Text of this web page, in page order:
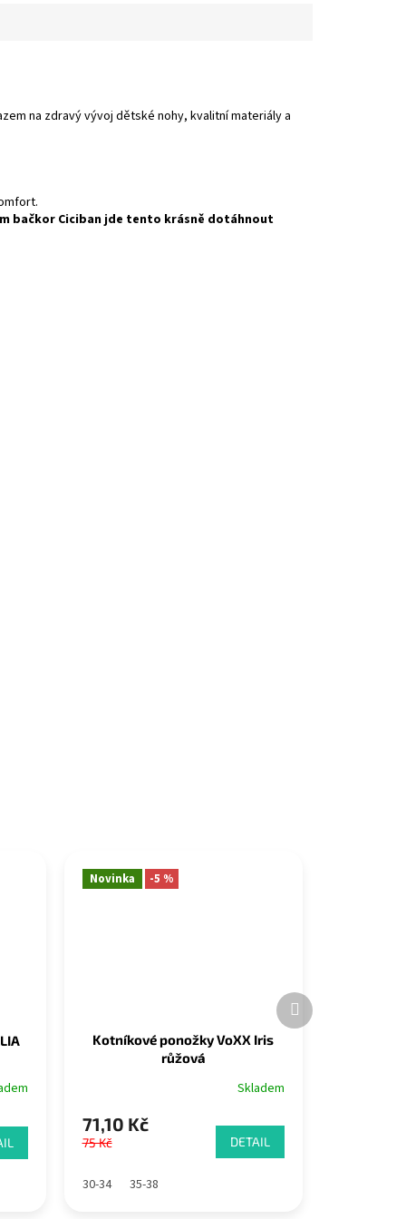
Novinka -5 %
Kotníkové ponožky VoXX Iris
růžová
Skladem
71,10 Kč
75 Kč DETAIL
30-34 35-38
Další
produkt
na zdravý vývoj dětské nohy, kvalitní materiály a
bačkor Ciciban jde tento krásně dotáhnout